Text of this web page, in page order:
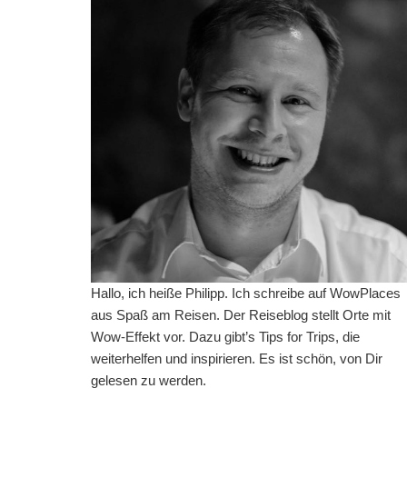
Hallo, ich heiße Philipp. Ich schreibe auf WowPlaces
aus Spaß am Reisen. Der Reiseblog stellt Orte mit
Wow-Effekt vor. Dazu gibt’s Tips for Trips, die
weiterhelfen und inspirieren. Es ist schön, von Dir
gelesen zu werden.